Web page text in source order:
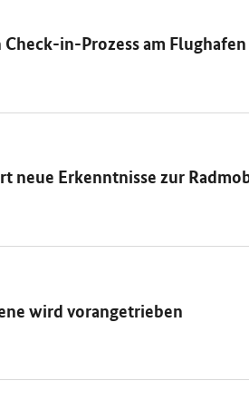
Check-in-Prozess am
neue Erkenntnisse zur
wird vorangetrieben